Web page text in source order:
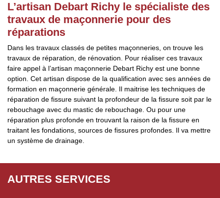
L’artisan Debart Richy le spécialiste des
travaux de maçonnerie pour des
réparations
Dans les travaux classés de petites maçonneries, on trouve les
travaux de réparation, de rénovation. Pour réaliser ces travaux
faire appel à l’artisan maçonnerie Debart Richy est une bonne
option. Cet artisan dispose de la qualification avec ses années de
formation en maçonnerie générale. Il maitrise les techniques de
réparation de fissure suivant la profondeur de la fissure soit par le
rebouchage avec du mastic de rebouchage. Ou pour une
réparation plus profonde en trouvant la raison de la fissure en
traitant les fondations, sources de fissures profondes. Il va mettre
un système de drainage.
AUTRES SERVICES